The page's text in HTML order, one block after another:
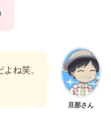
旦那さん
ね笑。